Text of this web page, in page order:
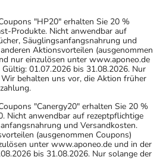
"HP20" erhalten Sie 20 %
Produkte. Nicht anwendbar auf
Säuglingsanfangsnahrung und
Aktionsvorteilen (ausgenommen
nur einzulösen unter www.aponeo.de
01.07.2026 bis 31.08.2026. Nur
behalten uns vor, die Aktion früher
"Canergy20" erhalten Sie 20 %
Nicht anwendbar auf rezeptpflichtige
und Versandkosten.
(ausgenommen Coupons)
unter www.aponeo.de und in der
bis 31.08.2026. Nur solange der